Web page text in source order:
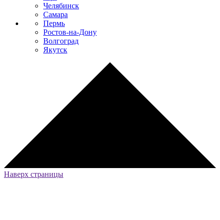
Челябинск
Самара
Пермь
Ростов-на-Дону
Волгоград
Якутск
Наверх страницы